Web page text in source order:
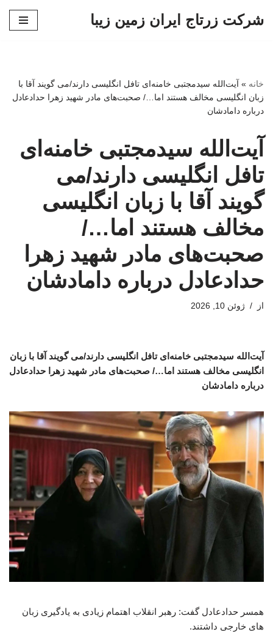
شرکت زرتاج ایران زمین زیبا
خانه » آیت‌الله سیدمجتبی خامنه‌ای تافل انگلیسی دارند/می گویند آقا با
زبان انگلیسی مخالف هستند اما…/ صحبت‌های مادر شهید زهرا حدادعادل
درباره دامادشان
آیت‌الله سیدمجتبی خامنه‌ای
تافل انگلیسی دارند/می
گویند آقا با زبان انگلیسی
مخالف هستند اما…/
صحبت‌های مادر شهید زهرا
حدادعادل درباره دامادشان
از ژوئن 10, 2026
آیت‌الله سیدمجتبی خامنه‌ای تافل انگلیسی دارند/می گویند آقا با زبان
انگلیسی مخالف هستند اما…/ صحبت‌های مادر شهید زهرا حدادعادل
درباره دامادشان
همسر حدادعادل گفت: رهبر انقلاب اهتمام زیادی به یادگیری زبان
های خارجی داشتند.